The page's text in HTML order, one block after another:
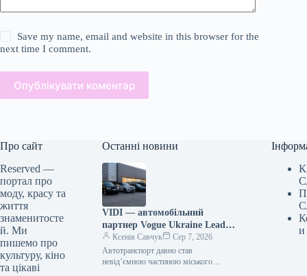
Save my name, email and website in this browser for the
next time I comment.
Опублікувати коментар
Про сайт
Reserved —
портал про
моду, красу та
життя
знаменитосте
й. Ми
пишемо про
культуру, кіно
та цікаві
Останні новини
VIDI — автомобільний
партнер Vogue Ukraine Leaders
Gala: які автомобілі будуть
представлені на заході
Ксенія Савчук
Сер 7, 2026
Автотранспорт давно став
невід’ємною частиною міського
и